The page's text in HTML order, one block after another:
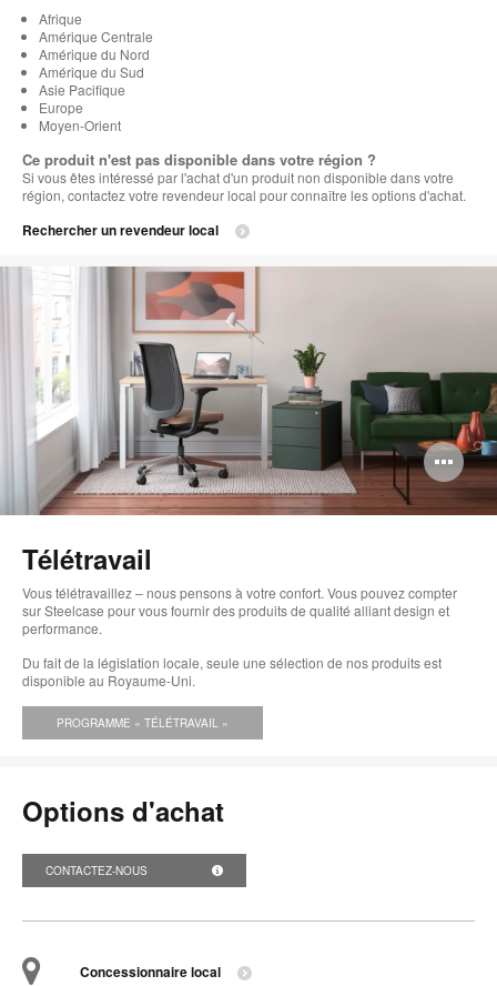
Afrique
Amérique Centrale
Amérique du Nord
Amérique du Sud
Asie Pacifique
Europe
Moyen-Orient
Ce produit n'est pas disponible dans votre région ?
Si vous êtes intéressé par l'achat d'un produit non disponible dans votre
région, contactez votre revendeur local pour connaître les options d'achat.
Rechercher un revendeur local
Télétravail
Vous télétravaillez – nous pensons à votre confort. Vous pouvez compter
sur Steelcase pour vous fournir des produits de qualité alliant design et
performance.
Du fait de la législation locale, seule une sélection de nos produits est
disponible au Royaume-Uni.
PROGRAMME « TÉLÉTRAVAIL »
Options d'achat
CONTACTEZ-NOUS
Concessionnaire local